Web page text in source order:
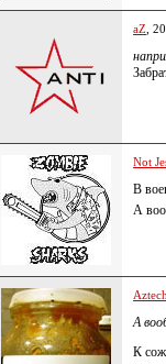
aZ ,
Not
В
А
Aztech
А
К